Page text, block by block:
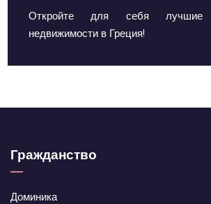
Откройте для себя лучшие
недвижимости в Греция!
Гражданство
Доминика